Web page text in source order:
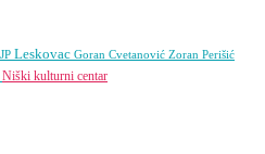
Leskovac Goran Cvetanović Zoran Perišić
Niški kulturni centar